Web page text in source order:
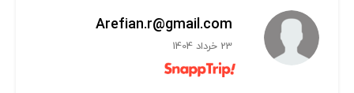
Arefian.r@gmail.com
23 خرداد 1404